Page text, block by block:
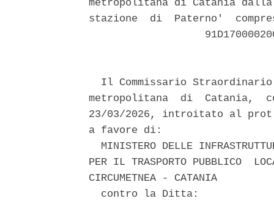
metropolitana di Catania
stazione  di  Paterno'
Il Commissario
metropolitana  di  Catania,
23/03/2026, introitato al prot.
a favore di:
MINISTERO DELLE
PER IL TRASPORTO PUBBLICO
CIRCUMETNEA - CATANIA
  contro la Ditta: